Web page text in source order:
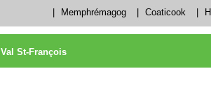
Memphrémagog Coaticook
Val St-François